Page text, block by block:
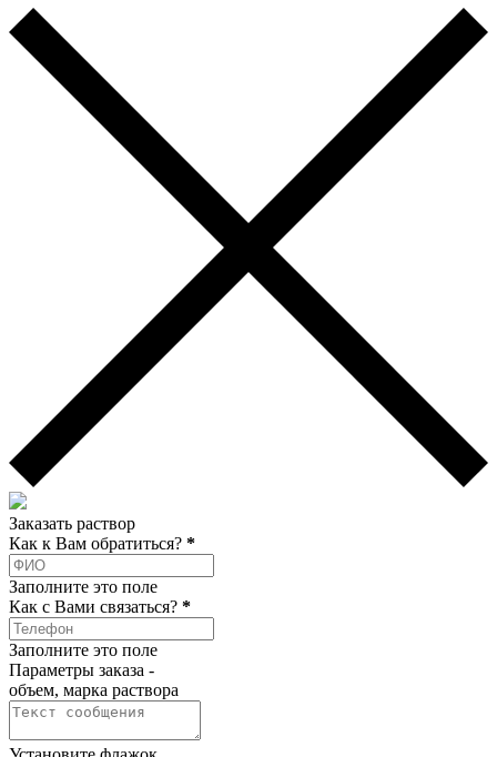
Заказать раствор
Как к Вам обратиться? *
Заполните это поле
Как c Вами связаться? *
Заполните это поле
Параметры заказа -
объем, марка раствора